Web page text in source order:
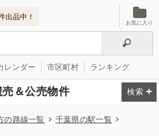
出品中！
お気に入り
レンダー 市区町村 ランキング
＆公売物件
の路線一覧
千葉県の駅一覧